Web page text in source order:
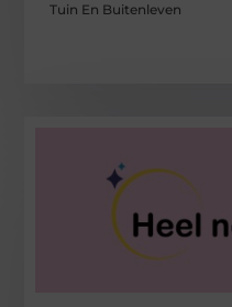
Tuin En Buitenleven